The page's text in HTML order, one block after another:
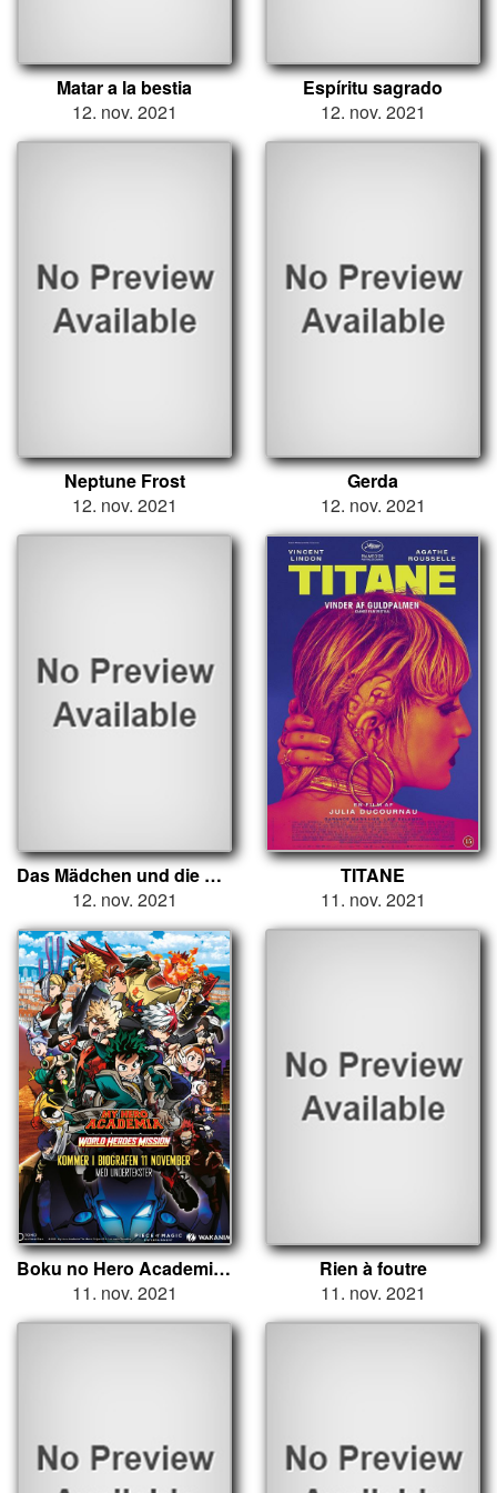
Matar a la bestia
12. nov. 2021
Espíritu sagrado
12. nov. 2021
Neptune Frost
12. nov. 2021
Gerda
12. nov. 2021
Das Mädchen und die Spinne
12. nov. 2021
TITANE
11. nov. 2021
Boku no Hero Academia: World Heroes Mission
11. nov. 2021
Rien à foutre
11. nov. 2021